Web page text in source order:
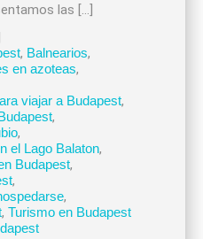
las […]
, Balnearios,
en azoteas,
viajar a Budapest,
,
,
el Lago Balaton,
Budapest,
,
,
, Turismo en Budapest